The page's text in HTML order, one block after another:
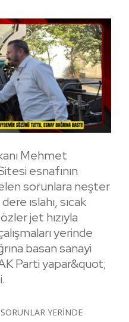
Mehmet
esnafının
sorunlara neşter
ıslahı, sıcak
jet hızıyla
yerinde
basan sanayi
Parti yapar&quot;
YERİNDE